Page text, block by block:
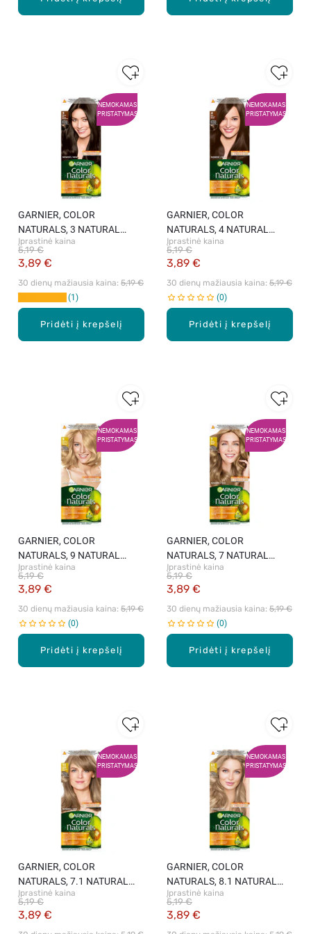
NEMOKAMAS
PRISTATYMAS
Pridėti į krepšelį
GARNIER, COLOR
NATURALS, 3 NATURAL
DARK BROWN, maitinamieji
plaukų dažai, 1 vnt.
Įprastinė kaina
3,89 €
5,19 €
30 dienų mažiausia kaina: 5,19 €
1
NEMOKAMAS
PRISTATYMAS
Pridėti į krepšelį
GARNIER, COLOR
NATURALS, 4 NATURAL
BROWN, maitinamieji plaukų
dažai, 1 vnt.
Įprastinė kaina
3,89 €
5,19 €
30 dienų mažiausia kaina: 5,19 €
0
NEMOKAMAS
PRISTATYMAS
Pridėti į krepšelį
GARNIER, COLOR
NATURALS, 9 NATURAL
EXTRA LIGHT BLONDE,
maitinamieji plaukų dažai, 1
Įprastinė kaina
3,89 €
5,19 €
30 dienų mažiausia kaina: 5,19 €
0
NEMOKAMAS
PRISTATYMAS
Pridėti į krepšelį
GARNIER, COLOR
NATURALS, 7 NATURAL
BLONDE, maitinamieji plaukų
dažai, 1 vnt.
Įprastinė kaina
3,89 €
5,19 €
30 dienų mažiausia kaina: 5,19 €
0
NEMOKAMAS
PRISTATYMAS
GARNIER, COLOR
NATURALS, 7.1 NATURAL
ASH BLONDE, maitinamieji
plaukų dažai, 1 vnt.
Įprastinė kaina
3,89 €
5,19 €
NEMOKAMAS
PRISTATYMAS
GARNIER, COLOR
NATURALS, 8.1 NATURAL
LIGHT ASH BLONDE,
maitinamieji plaukų dažai, 1
Įprastinė kaina
3,89 €
5,19 €